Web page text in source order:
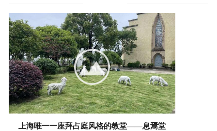
上海唯一一座拜占庭风格的教堂——息焉堂